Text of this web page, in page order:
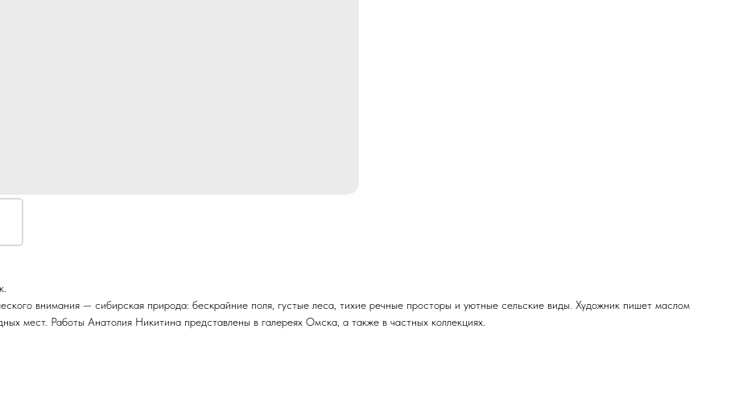
внимания — сибирская природа: бескрайние поля, густые леса, тихие речные просторы и уютные сельские виды. Художник пишет маслом
мест. Работы Анатолия Никитина представлены в галереях Омска, а также в частных коллекциях.